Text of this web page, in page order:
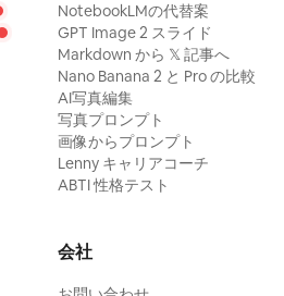
NotebookLMの代替案
GPT Image 2 スライド
Markdown から 𝕏 記事へ
Nano Banana 2 と Pro の比較
AI写真編集
写真プロンプト
画像からプロンプト
Lenny キャリアコーチ
ABTI 性格テスト
会社